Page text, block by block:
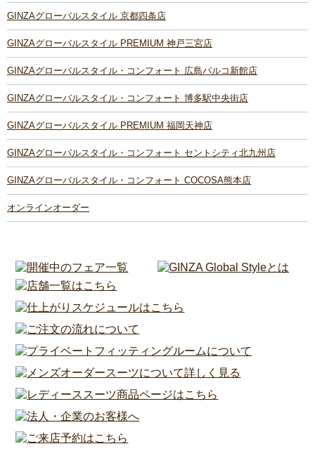
GINZAグローバルスタイル 京都四条店
GINZAグローバルスタイル PREMIUM 神戸三宮店
GINZAグローバルスタイル・コンフォート 広島パルコ新館店
GINZAグローバルスタイル・コンフォート 博多駅中央街店
GINZAグローバルスタイル PREMIUM 福岡天神店
GINZAグローバルスタイル・コンフォート セントシティ北九州店
GINZAグローバルスタイル・コンフォート COCOSA熊本店
オンラインオーダー